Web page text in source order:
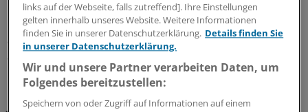
Im Moment liege die Altersgrenze für die dritte Impfung
bei 80 Jahren. „Ob die Hausärztinnen und Hausärzte
auch jüngeren Patienten diese Auffrischungsimpfung
anbieten, ist dann jeweils abhängig von der
persönlichen Konstitution und dem Vorliegen schwerer
Krankheiten“, erklärte er. Gesunde Personen unter 80
Jahren würden in der Regel derzeit kein Angebot
links auf der Webseite, falls zutreffend]. Ihre Einstellungen
gelten innerhalb unseres Website. Weitere Informationen
finden Sie in unserer Datenschutzerklärung. Details finden Sie
in unserer Datenschutzerklärung.
Wir und unsere Partner verarbeiten Daten, um
Folgendes bereitzustellen:
Speichern von oder Zugriff auf Informationen auf einem